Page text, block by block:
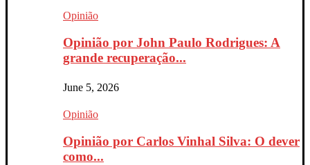
Opinião
Opinião por John Paulo Rodrigues: A
grande recuperação...
June 5, 2026
Opinião
Opinião por Carlos Vinhal Silva: O dever
como...